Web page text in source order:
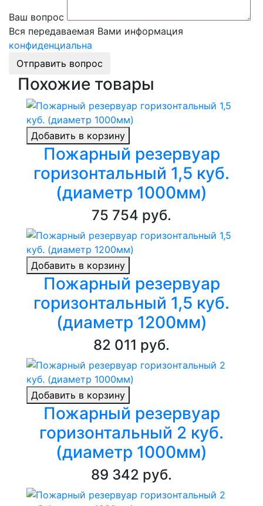
Ваш вопрос
Вся передаваемая Вами информация
конфиденциальна
Отправить вопрос
Похожие товары
Добавить в корзину
Пожарный резервуар
горизонтальный 1,5 куб.
(диаметр 1000мм)
75 754 руб.
Добавить в корзину
Пожарный резервуар
горизонтальный 1,5 куб.
(диаметр 1200мм)
82 011 руб.
Добавить в корзину
Пожарный резервуар
горизонтальный 2 куб.
(диаметр 1000мм)
89 342 руб.